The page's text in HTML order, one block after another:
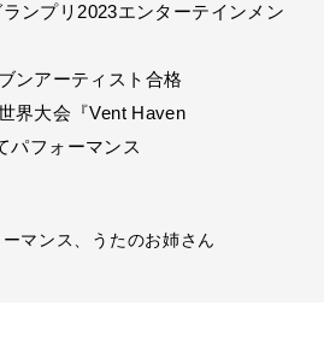
ンプリ2023エンターテインメン
ンアーティスト合格
界大会『Vent Haven
パフォーマンス
マンス、うたのお姉さん